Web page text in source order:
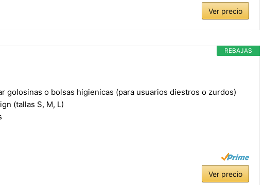
Ver precio
REBAJAS
golosinas o bolsas higienicas (para usuarios diestros o zurdos)
(tallas S, M, L)
Ver precio